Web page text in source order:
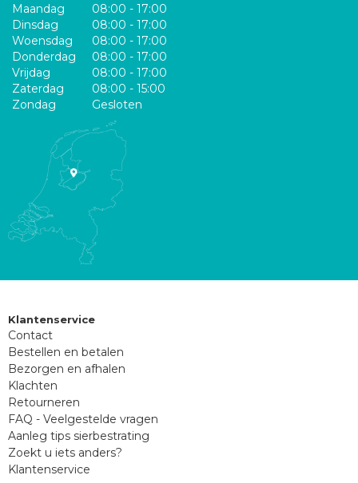
Maandag
08:00 - 17:00
Dinsdag
08:00 - 17:00
Woensdag
08:00 - 17:00
Donderdag
08:00 - 17:00
Vrijdag
08:00 - 17:00
Zaterdag
08:00 - 15:00
Zondag
Gesloten
Klantenservice
Contact
Bestellen en betalen
Bezorgen en afhalen
Klachten
Retourneren
FAQ - Veelgestelde vragen
Aanleg tips sierbestrating
Zoekt u iets anders?
Klantenservice